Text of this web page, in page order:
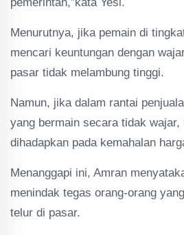
Menurutnya, jika pemain di
mencari keuntungan dengan
pasar tidak melambung tinggi.
Namun, jika dalam rantai
yang bermain secara tidak
dihadapkan pada kemahalan
Menanggapi ini, Amran
menindak tegas orang-orang
telur di pasar.